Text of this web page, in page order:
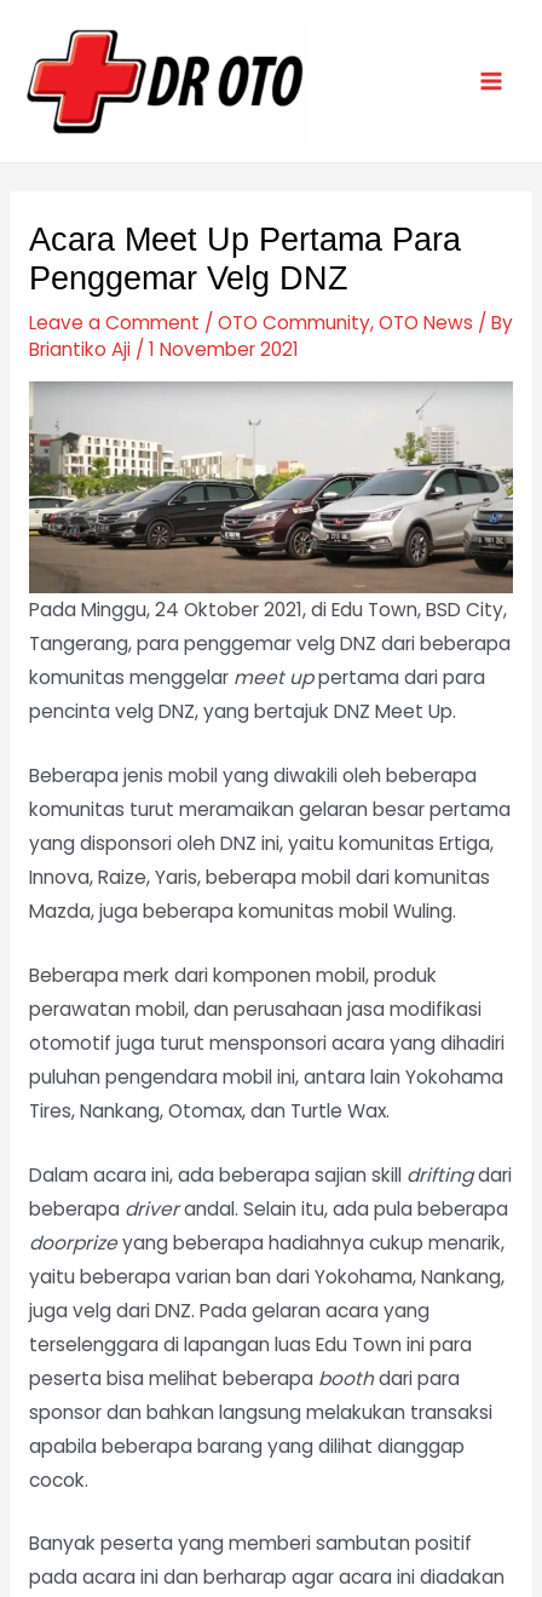
content
Acara Meet Up Pertama Para
Penggemar Velg DNZ
Leave a Comment /OTO Community,OTO News / By
Briantiko Aji /1 November 2021
Pada Minggu, 24 Oktober 2021, di Edu Town, BSD City,
Tangerang, para penggemar velg DNZ dari beberapa
komunitas menggelar meet uppertama dari para
pencinta velg DNZ, yang bertajuk DNZ Meet Up.
Beberapa jenis mobil yang diwakili oleh beberapa
komunitas turut meramaikan gelaran besar pertama
yang disponsori oleh DNZ ini, yaitu komunitas Ertiga,
Innova, Raize, Yaris, beberapa mobil dari komunitas
Mazda, juga beberapa komunitas mobil Wuling.
Beberapa merk dari komponen mobil, produk
perawatan mobil, dan perusahaan jasa modifikasi
otomotif juga turut mensponsori acara yang dihadiri
puluhan pengendara mobil ini, antara lain Yokohama
Tires, Nankang, Otomax, dan Turtle Wax.
Dalam acara ini, ada beberapa sajian skill driftingdari
beberapa driverandal. Selain itu, ada pula beberapa
doorprizeyang beberapa hadiahnya cukup menarik,
yaitu beberapa varian ban dari Yokohama, Nankang,
juga velg dari DNZ. Pada gelaran acara yang
terselenggara di lapangan luas Edu Town ini para
peserta bisa melihat beberapa boothdari para
sponsor dan bahkan langsung melakukan transaksi
apabila beberapa barang yang dilihat dianggap
cocok.
Banyak peserta yang memberi sambutan positif
pada acara ini dan berharap agar acara ini diadakan
navigation